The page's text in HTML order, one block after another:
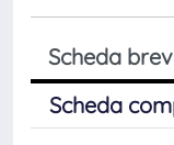
Scheda
Scheda